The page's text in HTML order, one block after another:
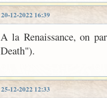
20-12-2022 16:39
A la Renaissance, on
Death").
25-12-2022 12:33